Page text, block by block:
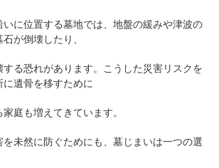
に位置する墓地では、地盤の緩みや津波の
が倒壊したり、
る恐れがあります。こうした災害リスクを
遺骨を移すために
庭も増えてきています。
を未然に防ぐためにも、墓じまいは一つの選